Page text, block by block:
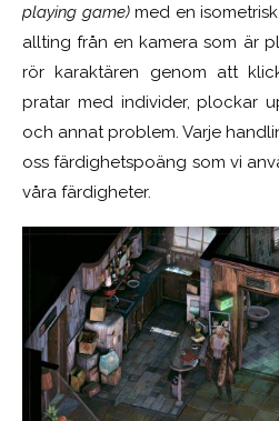
playing game)med en
allting från en kamera som är
rör karaktären genom att
pratar med individer, plockar
och annat problem. Varje
oss färdighetspoäng som vi
våra färdigheter.